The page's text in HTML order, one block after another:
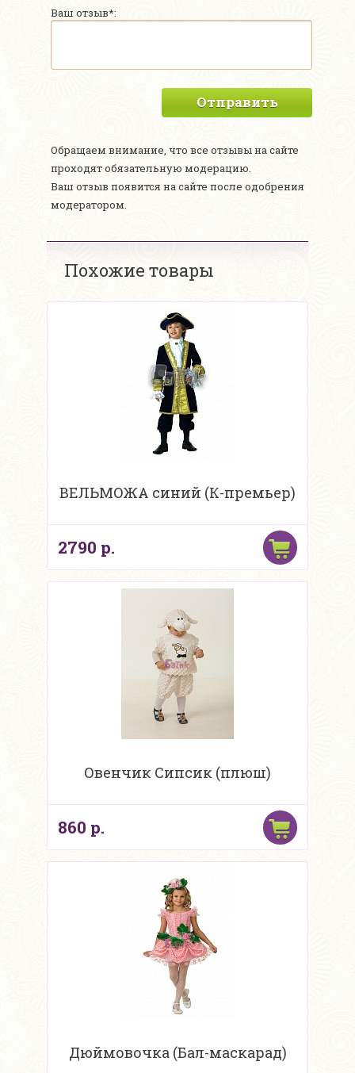
Ваш отзыв*:
Отправить
Обращаем внимание, что все отзывы на сайте
проходят обязательную модерацию.
Ваш отзыв появится на сайте после одобрения
модератором.
Похожие товары
ВЕЛЬМОЖА синий (К-премьер)
2790 р.
Овенчик Сипсик (плюш)
860 р.
Дюймовочка (Бал-маскарад)